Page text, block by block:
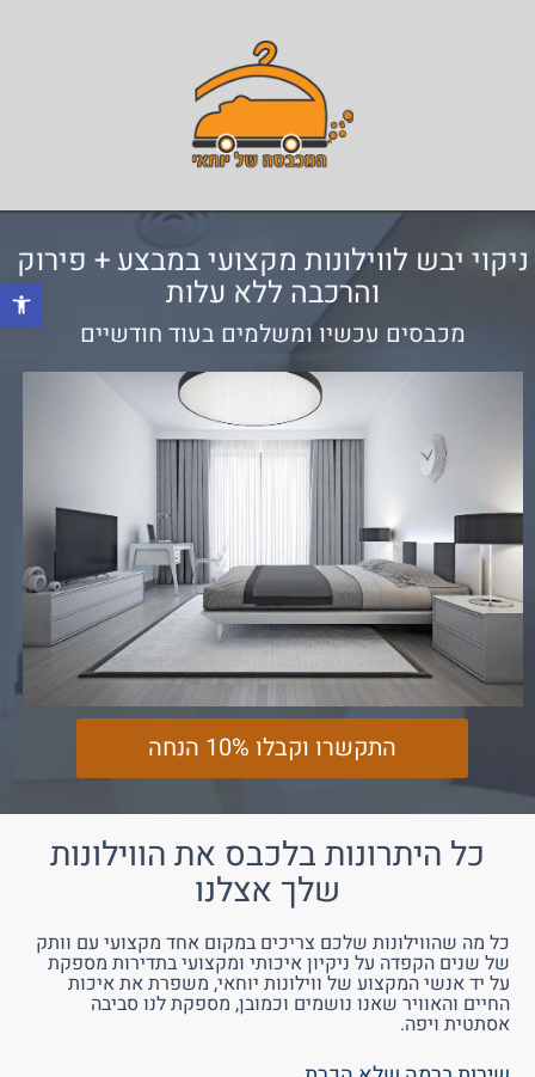
פתח
ניקוי יבש לווילונות מקצועי במבצע + פירוק
והרכבה ללא עלות
מכבסים עכשיו ומשלמים בעוד חודשיים
התקשרו וקבלו 10% הנחה
כל היתרונות בלכבס את הווילונות
שלך אצלנו
כל מה שהווילונות שלכם צריכים במקום אחד מקצועי עם וותק
של שנים הקפדה על ניקיון איכותי ומקצועי בתדירות מספקת
על יד אנשי המקצוע של ווילונות יוחאי, משפרת את איכות
החיים והאוויר שאנו נושמים וכמובן, מספקת לנו סביבה
אסתטית ויפה.